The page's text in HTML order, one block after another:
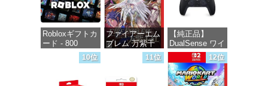
Robloxギフトカ
ード - 800
Robux 【限定バ
ーチャルアイテ
【オンラインゲ
ファイアーエム
ブレム 万紫千
紅 -Switch2
【純正品】
DualSense ワイ
ヤレスコントロ
ーラー ミッド
ナイト ブラッ
ク(CFI-
10位 11位 12位